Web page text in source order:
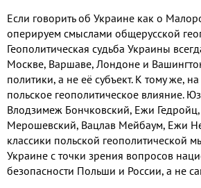
Если говорить об Украине как о
оперируем смыслами общерусской
Геополитическая судьба Украины
Москве, Варшаве, Лондоне и
политики, а не её субъект. К тому же,
польское геополитическое влияние.
Влодзимеж Бончковский, Ежи Гедройц,
Мерошевский, Вацлав Мейбаум, Ежи
классики польской геополитической
Украине с точки зрения вопросов
безопасности Польши и России, а не